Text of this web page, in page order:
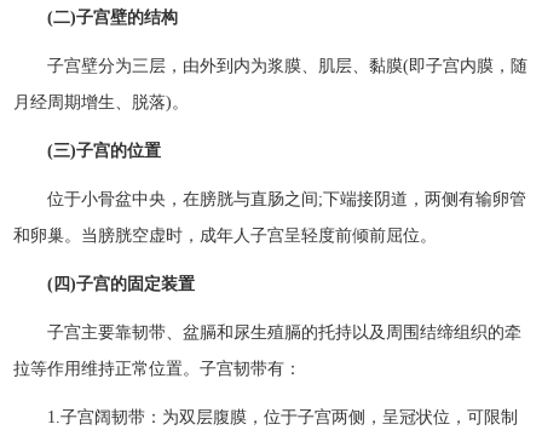
(二)子宫壁的结构
子宫壁分为三层，由外到内为浆膜、肌层、黏膜(即子宫内膜，随
月经周期增生、脱落)。
(三)子宫的位置
位于小骨盆中央，在膀胱与直肠之间;下端接阴道，两侧有输卵管
和卵巢。当膀胱空虚时，成年人子宫呈轻度前倾前屈位。
(四)子宫的固定装置
子宫主要靠韧带、盆膈和尿生殖膈的托持以及周围结缔组织的牵
拉等作用维持正常位置。子宫韧带有：
1.子宫阔韧带：为双层腹膜，位于子宫两侧，呈冠状位，可限制